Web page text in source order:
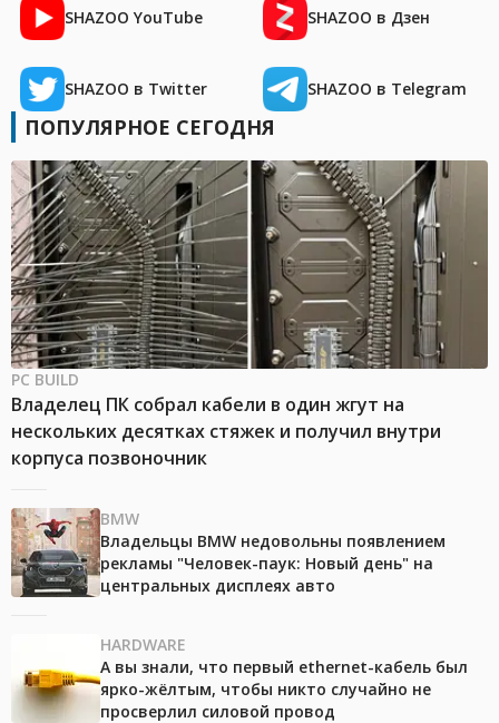
SHAZOO YouTube SHAZOO в Дзен
SHAZOO в Twitter SHAZOO в Telegram
ПОПУЛЯРНОЕ СЕГОДНЯ
PC BUILD
Владелец ПК собрал кабели в один жгут на
нескольких десятках стяжек и получил внутри
корпуса позвоночник
BMW
Владельцы BMW недовольны появлением
рекламы "Человек-паук: Новый день" на
центральных дисплеях авто
HARDWARE
А вы знали, что первый ethernet-кабель был
ярко-жёлтым, чтобы никто случайно не
просверлил силовой провод